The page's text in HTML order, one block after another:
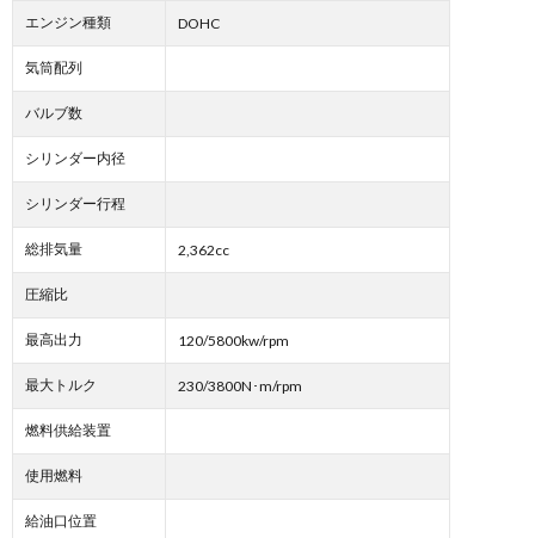
エンジン種類 DOHC
気筒配列
バルブ数
シリンダー内径
シリンダー行程
総排気量 2,362cc
圧縮比
最高出力 120/5800kw/rpm
最大トルク 230/3800N･m/rpm
燃料供給装置
使用燃料
給油口位置